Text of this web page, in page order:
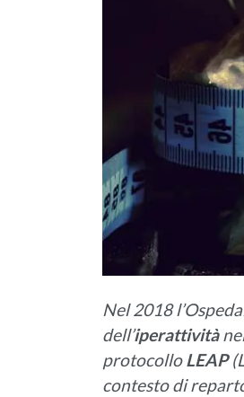
Nel 2018
dell’iperattività
protocolloLEAP
contesto di